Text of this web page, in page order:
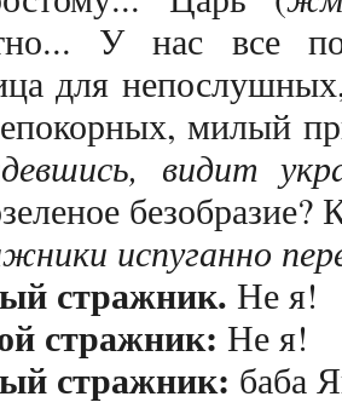
У нас все
для
милый
видит
безобразие?
испуганно
стражник. Не я!
стражник: Не я!
стражник: баба